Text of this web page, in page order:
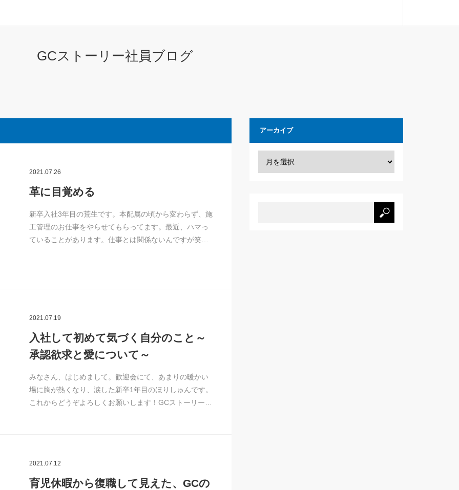
GCストーリー社員ブログ
2021.07.26
革に目覚める
新卒入社3年目の荒生です。本配属の頃から変わらず、施
工管理のお仕事をやらせてもらってます。最近、ハマっ
ていることがあります。仕事とは関係ないんですが笑…
2021.07.19
入社して初めて気づく自分のこと～
承認欲求と愛について～
みなさん、はじめまして。歓迎会にて、あまりの暖かい
場に胸が熱くなり、涙した新卒1年目のほりしゅんです。
これからどうぞよろしくお願いします！GCストーリー…
2021.07.12
育児休暇から復職して見えた、GCの
アーカイブ